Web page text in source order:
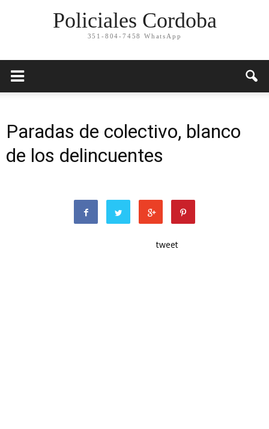
Policiales Cordoba
351-804-7458 WhatsApp
Paradas de colectivo, blanco
de los delincuentes
tweet